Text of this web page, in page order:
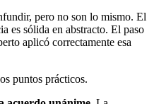
pero no son lo mismo. El
es sólida en abstracto. El paso
aplicó correctamente esa
puntos prácticos.